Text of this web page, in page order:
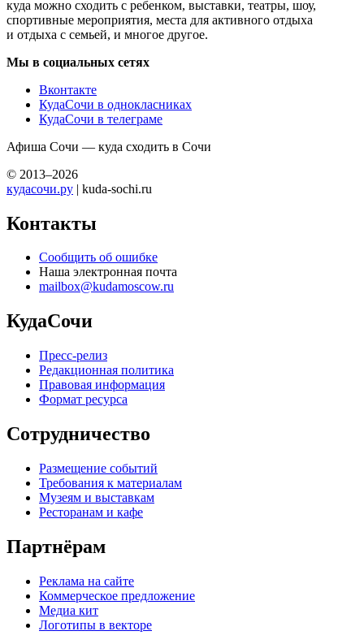
куда можно сходить с ребенком, выставки, театры, шоу,
спортивные мероприятия, места для активного отдыха
и отдыха с семьей, и многое другое.
Мы в социальных сетях
Вконтакте
КудаСочи в однокласниках
КудаСочи в телеграме
Афиша Сочи — куда сходить в Сочи
© 2013–2026
кудасочи.ру | kuda-sochi.ru
Контакты
Сообщить об ошибке
Наша электронная почта
mailbox@kudamoscow.ru
КудаСочи
Пресс-релиз
Редакционная политика
Правовая информация
Формат ресурса
Сотрудничество
Размещение событий
Требования к материалам
Музеям и выставкам
Ресторанам и кафе
Партнёрам
Реклама на сайте
Коммерческое предложение
Медиа кит
Логотипы в векторе